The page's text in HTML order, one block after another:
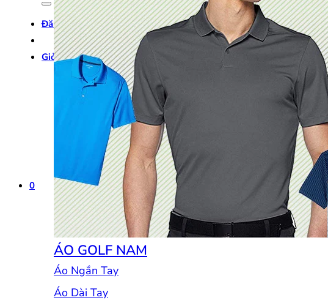
Đăng nhập
Giỏ hàng /0₫ 0
0
ÁO GOLF NAM
Áo Ngắn Tay
Áo Dài Tay